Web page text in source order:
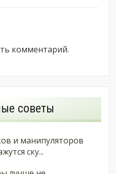
комментарий.
советы
и манипуляторов
ску...